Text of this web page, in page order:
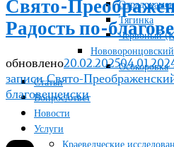
Тягинка
Червоный
Осокоровка
Статьи
Вопрос/ответ
Новости
Услуги
Краеведческие
Свято-
Радость по-
обновлено20.02.2025
записи Свято-
благовещенски